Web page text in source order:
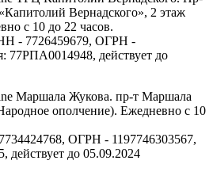
Вернадского», 2 этаж
с 10 до 22 часов.
7726459679, ОГРН -
77РПА0014948, действует до
Маршала Жукова. пр-т Маршала
ополчение). Ежедневно с 10
ОГРН - 1197746303567,
действует до 05.09.2024